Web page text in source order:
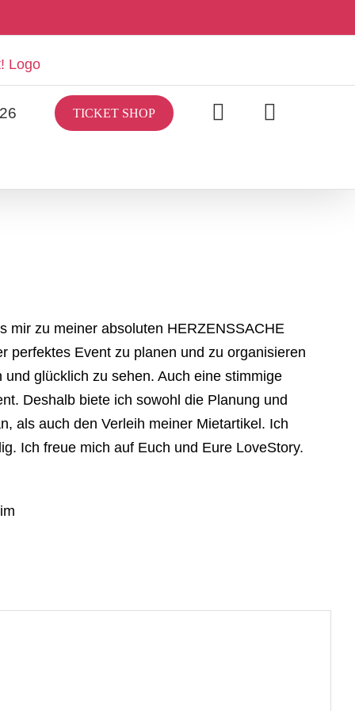
TICKET SHOP
mir zu meiner absoluten HERZENSSACHE
perfektes Event zu planen und zu organisieren
glücklich zu sehen. Auch eine stimmige
Deshalb biete ich sowohl die Planung und
als auch den Verleih meiner Mietartikel. Ich
Ich freue mich auf Euch und Eure LoveStory.